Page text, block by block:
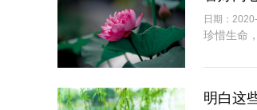
日期：
珍惜生命
明白这